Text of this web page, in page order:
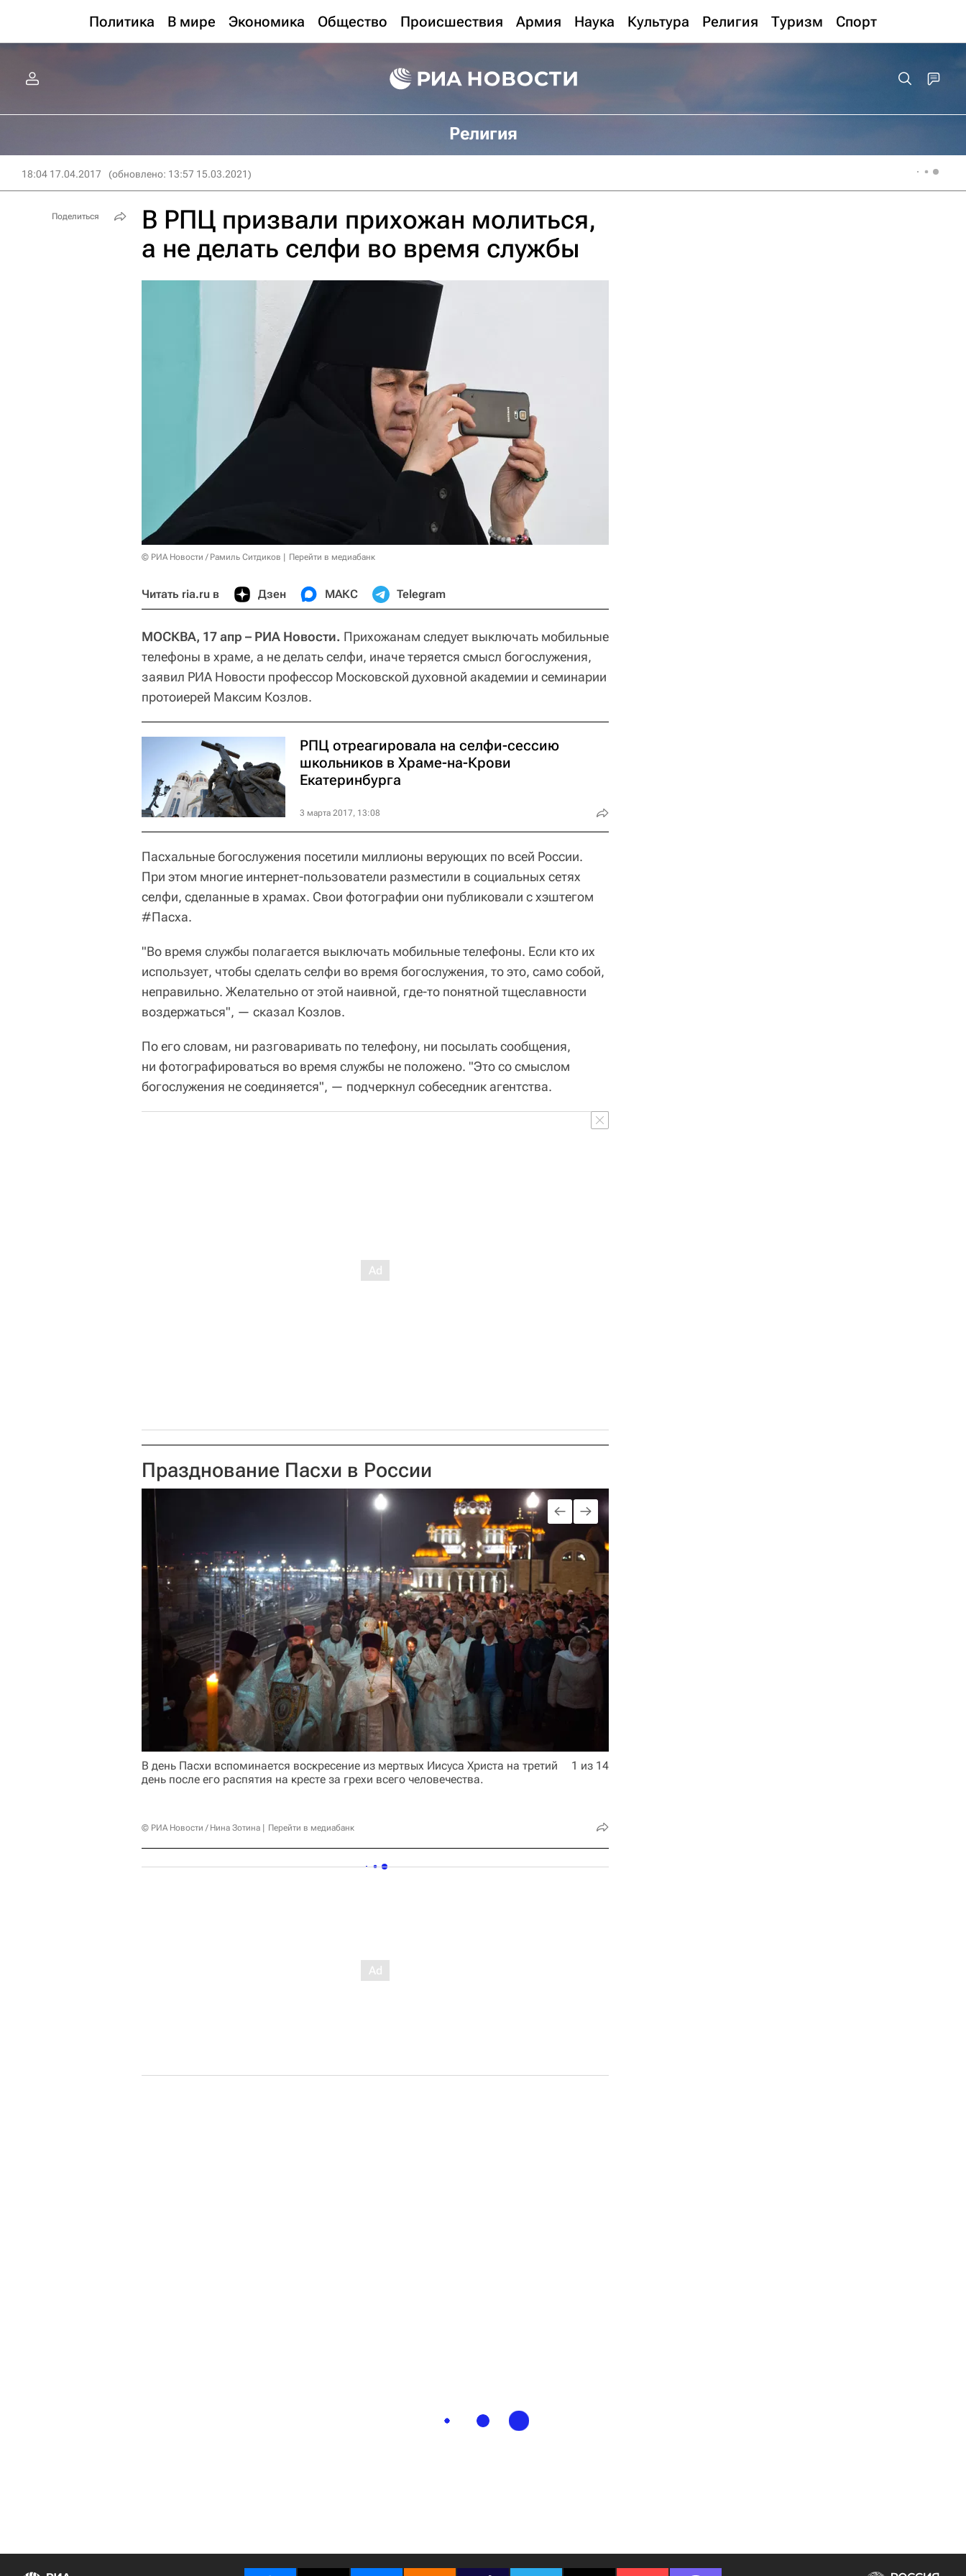
Политика В мире Экономика Общество Происшествия Армия Наука Культура Религия Туризм Спорт
Религия
18:04 17.04.2017 (обновлено: 13:57 15.03.2021)
В РПЦ призвали прихожан молиться,
а не делать селфи во время службы
© РИА Новости / Рамиль Ситдиков Перейти в медиабанк
Читать ria.ru в Дзен МАКС Telegram
МОСКВА, 17 апр – РИА Новости. Прихожанам следует выключать мобильные
телефоны в храме, а не делать селфи, иначе теряется смысл богослужения,
заявил РИА Новости профессор Московской духовной академии и семинарии
протоиерей Максим Козлов.
РПЦ отреагировала на селфи-сессию
школьников в Храме-на-Крови
Екатеринбурга
3 марта 2017, 13:08
Пасхальные богослужения посетили миллионы верующих по всей России.
При этом многие интернет-пользователи разместили в социальных сетях
селфи, сделанные в храмах. Свои фотографии они публиковали с хэштегом
#Пасха.
"Во время службы полагается выключать мобильные телефоны. Если кто их
использует, чтобы сделать селфи во время богослужения, то это, само собой,
неправильно. Желательно от этой наивной, где-то понятной тщеславности
воздержаться", — сказал Козлов.
По его словам, ни разговаривать по телефону, ни посылать сообщения,
ни фотографироваться во время службы не положено. "Это со смыслом
богослужения не соединяется", — подчеркнул собеседник агентства.
Празднование Пасхи в России
В день Пасхи вспоминается воскресение из мертвых Иисуса Христа на третий
день после его распятия на кресте за грехи всего человечества.
© РИА Новости / Нина Зотина Перейти в медиабанк
1 из 14
Поделиться